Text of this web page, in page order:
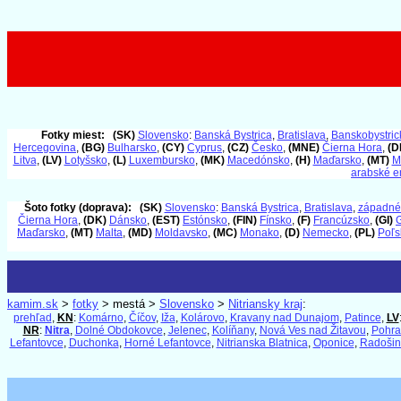
Fotky miest: (SK) Slovensko: Banská Bystrica, Bratislava,
Hercegovina, (BG) Bulharsko, (CY) Cyprus, (CZ) Česko, (MNE) Čierna Hora,
Litva, (LV) Lotyšsko, (L) Luxembursko, (MK) Macedónsko, (H) Maďarsko, (MT)
arabské
Šoto fotky (doprava): (SK) Slovensko: Banská Bystrica, Bratislava,
Čierna Hora, (DK) Dánsko, (EST) Estónsko, (FIN) Fínsko, (F) Francúzsko, (GI)
Maďarsko, (MT) Malta, (MD) Moldavsko, (MC) Monako, (D) Nemecko, (PL)
kamim.sk > fotky > mestá > Slovensko > Nitriansky kraj:
prehľad , KN : Komárno, Číčov, Iža, Kolárovo, Kravany nad Dunajom, Patince, LV:
NR: Nitra, Dolné Obdokovce, Jelenec, Kolíňany, Nová Ves nad Žitavou,
Lefantovce, Duchonka, Horné Lefantovce, Nitrianska Blatnica, Oponice,